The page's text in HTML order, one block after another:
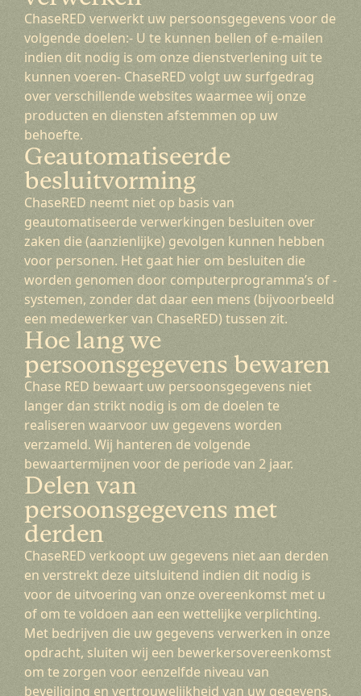
ChaseRED verwerkt uw persoonsgegevens voor de
volgende doelen:- U te kunnen bellen of e-mailen
indien dit nodig is om onze dienstverlening uit te
kunnen voeren- ChaseRED volgt uw surfgedrag
over verschillende websites waarmee wij onze
producten en diensten afstemmen op uw
behoefte.
Geautomatiseerde
besluitvorming
ChaseRED neemt niet op basis van
geautomatiseerde verwerkingen besluiten over
zaken die (aanzienlijke) gevolgen kunnen hebben
voor personen. Het gaat hier om besluiten die
worden genomen door computerprogramma’s of -
systemen, zonder dat daar een mens (bijvoorbeeld
een medewerker van ChaseRED) tussen zit.
Hoe lang we
persoonsgegevens bewaren
Chase RED bewaart uw persoonsgegevens niet
langer dan strikt nodig is om de doelen te
realiseren waarvoor uw gegevens worden
verzameld. Wij hanteren de volgende
bewaartermijnen voor de periode van 2 jaar.
Delen van
persoonsgegevens met
derden
ChaseRED verkoopt uw gegevens niet aan derden
en verstrekt deze uitsluitend indien dit nodig is
voor de uitvoering van onze overeenkomst met u
of om te voldoen aan een wettelijke verplichting.
Met bedrijven die uw gegevens verwerken in onze
opdracht, sluiten wij een bewerkersovereenkomst
om te zorgen voor eenzelfde niveau van
beveiliging en vertrouwelijkheid van uw gegevens.